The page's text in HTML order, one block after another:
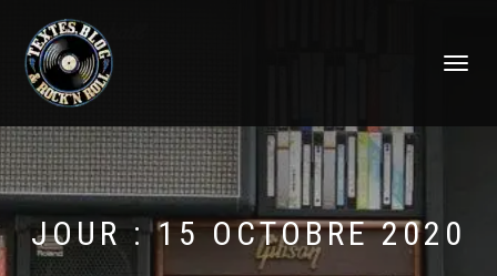
DÉPLIER
JOUR :15 OCTOBRE 2020